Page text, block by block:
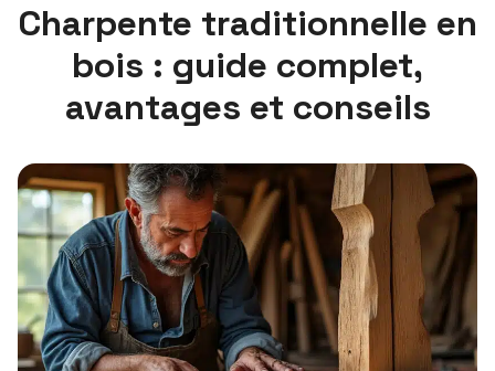
Charpente traditionnelle en
bois : guide complet,
avantages et conseils